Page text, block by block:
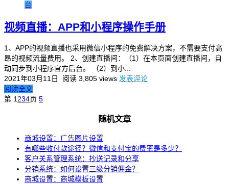
台
视频直播：APP和小程序操作手册
1、APP的视频直播也采用微信小程序的免费解决方案，不需要支付高
昂的视频流量费用。 2、创建直播间：（1）在本页面创建直播间，自
动同步到小程序官方后台。 （2）到小...
2021年03月11日
阅读 3,805 views 发表评论
阅读全文
第 1234页 5
随机文章
商城设置：广告图片设置
有哪些收付款途径？微信和支付宝的费率是多少？
客户关系管理系统：抄送记录和分享
分销系统：如何设置三级分销佣金？
商城设置：商城模板设置